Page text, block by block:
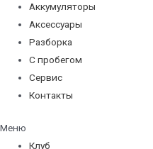
Аккумуляторы
Аксессуары
Разборка
С пробегом
Сервис
Контакты
Меню
Клуб